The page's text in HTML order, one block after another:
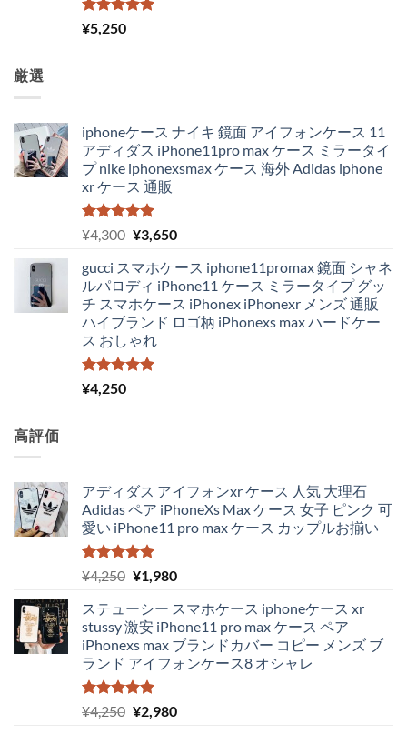
5段階中
5.00
¥5,250
厳選
iphoneケース ナイキ 鏡面 アイフォンケース 11
アディダス iPhone11pro max ケース ミラータイ
プ nike iphonexsmax ケース 海外 Adidas iphone
xr ケース 通販
5段階中
5.00
の評価
¥4,300 元
価
格
は
¥4,300
で
し
¥3,650現
の
価
格
は
gucci スマホケース iphone11promax 鏡面 シャネ
ルパロディ iPhone11 ケース ミラータイプ グッ
チ スマホケース iPhonex iPhonexr メンズ 通販
ハイブランド ロゴ柄 iPhonexs max ハードケー
ス おしゃれ
5段階中
5.00
¥4,250
高評価
アディダス アイフォンxr ケース 人気 大理石
Adidas ペア iPhoneXs Max ケース 女子 ピンク 可
愛い iPhone11 pro max ケース カップルお揃い
5段階中
5.00
の評価
¥4,250 元
価
格
は
¥4,250
で
し
¥1,980現
の
価
格
は
で
ステューシー スマホケース iphoneケース xr
stussy 激安 iPhone11 pro max ケース ペア
iPhonexs max ブランドカバー コピー メンズ ブ
ランド アイフォンケース8 オシャレ
5段階中
5.00
の評価
¥4,250 元
¥2,980現